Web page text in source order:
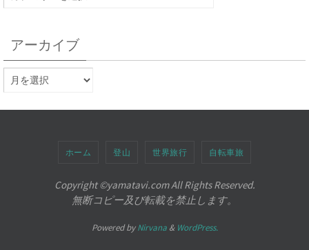
アーカイブ
ホーム 登山 世界旅行 自転車旅
Copyright ©︎yamatavi.com All Rights Reserved.
無断コピー及び転載を禁止します。
Powered byNirvana& WordPress.